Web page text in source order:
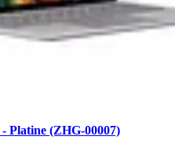
Platine (ZHG-00007)